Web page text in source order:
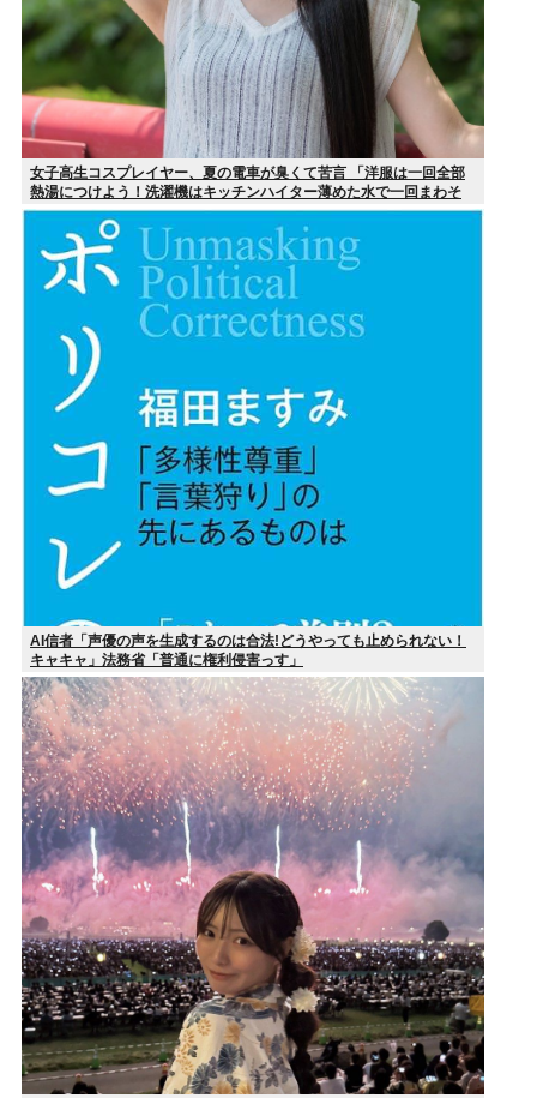
女子高生コスプレイヤー、夏の電車が臭くて苦言 「洋服は一回全部
熱湯につけよう！洗濯機はキッチンハイター薄めた水で一回まわそ
う！」
AI信者「声優の声を生成するのは合法!どうやっても止められない！
キャキャ」法務省「普通に権利侵害っす」